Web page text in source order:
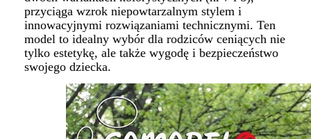
przyciąga wzrok niepowtarzalnym stylem i
innowacyjnymi rozwiązaniami technicznymi. Ten
model to idealny wybór dla rodziców ceniących nie
tylko estetykę, ale także wygodę i bezpieczeństwo
swojego dziecka.